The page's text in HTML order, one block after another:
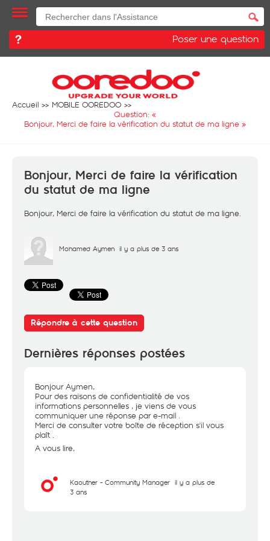
Poser une question
Accueil
MOBILE OOREDOO
Question: «
Bonjour, Merci de faire la vérification du statut de ma ligne »
Bonjour, Merci de faire la vérification
du statut de ma ligne
Bonjour, Merci de faire la vérification du statut de ma ligne.
Mohamed Aymen il y a plus de 3 ans
Répondre à cette question
Dernières réponses postées
Bonjour Aymen,
Pour des raisons de confidentialité de vos
informations personnelles , je viens de vous
communiquer une réponse par e-mail .
Merci de consulter votre boîte de réception s'il vous
plaît .
A vous lire,
Kaouther - Community Manager il y a plus de
3 ans